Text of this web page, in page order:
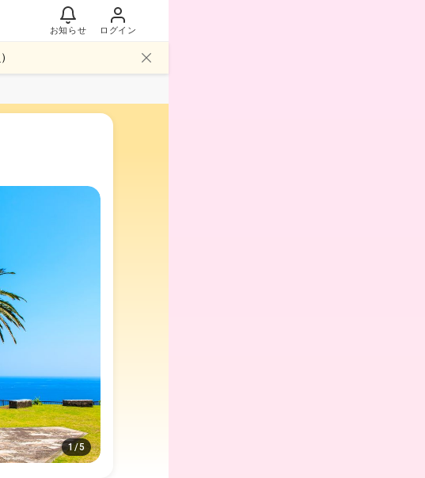
お知らせ ログイン
）
1/5